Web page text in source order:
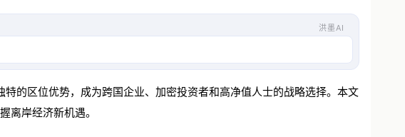
洪墨AI
支
的区位优势，成为跨国企业、加密投资者和高净值人士的战略选择。本文
离岸经济新机遇。